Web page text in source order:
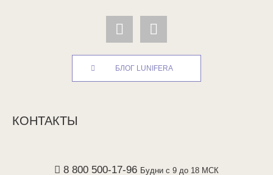
БЛОГ LUNIFERA
КОНТАКТЫ
8 800 500-17-96 Будни с 9 до 18 МСК